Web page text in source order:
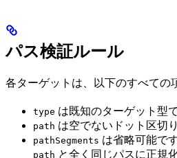
パス検証ルール
各ターゲットは、以下のすべての
type は既知のターゲット型
path は空でないドット区切
pathSegments は省略可能で
path と全く同じパスに正規